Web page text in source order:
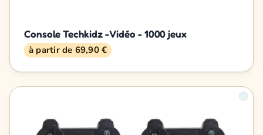
Console Techkidz - Vidéo - 1000 jeux
à partir de 69,90 €